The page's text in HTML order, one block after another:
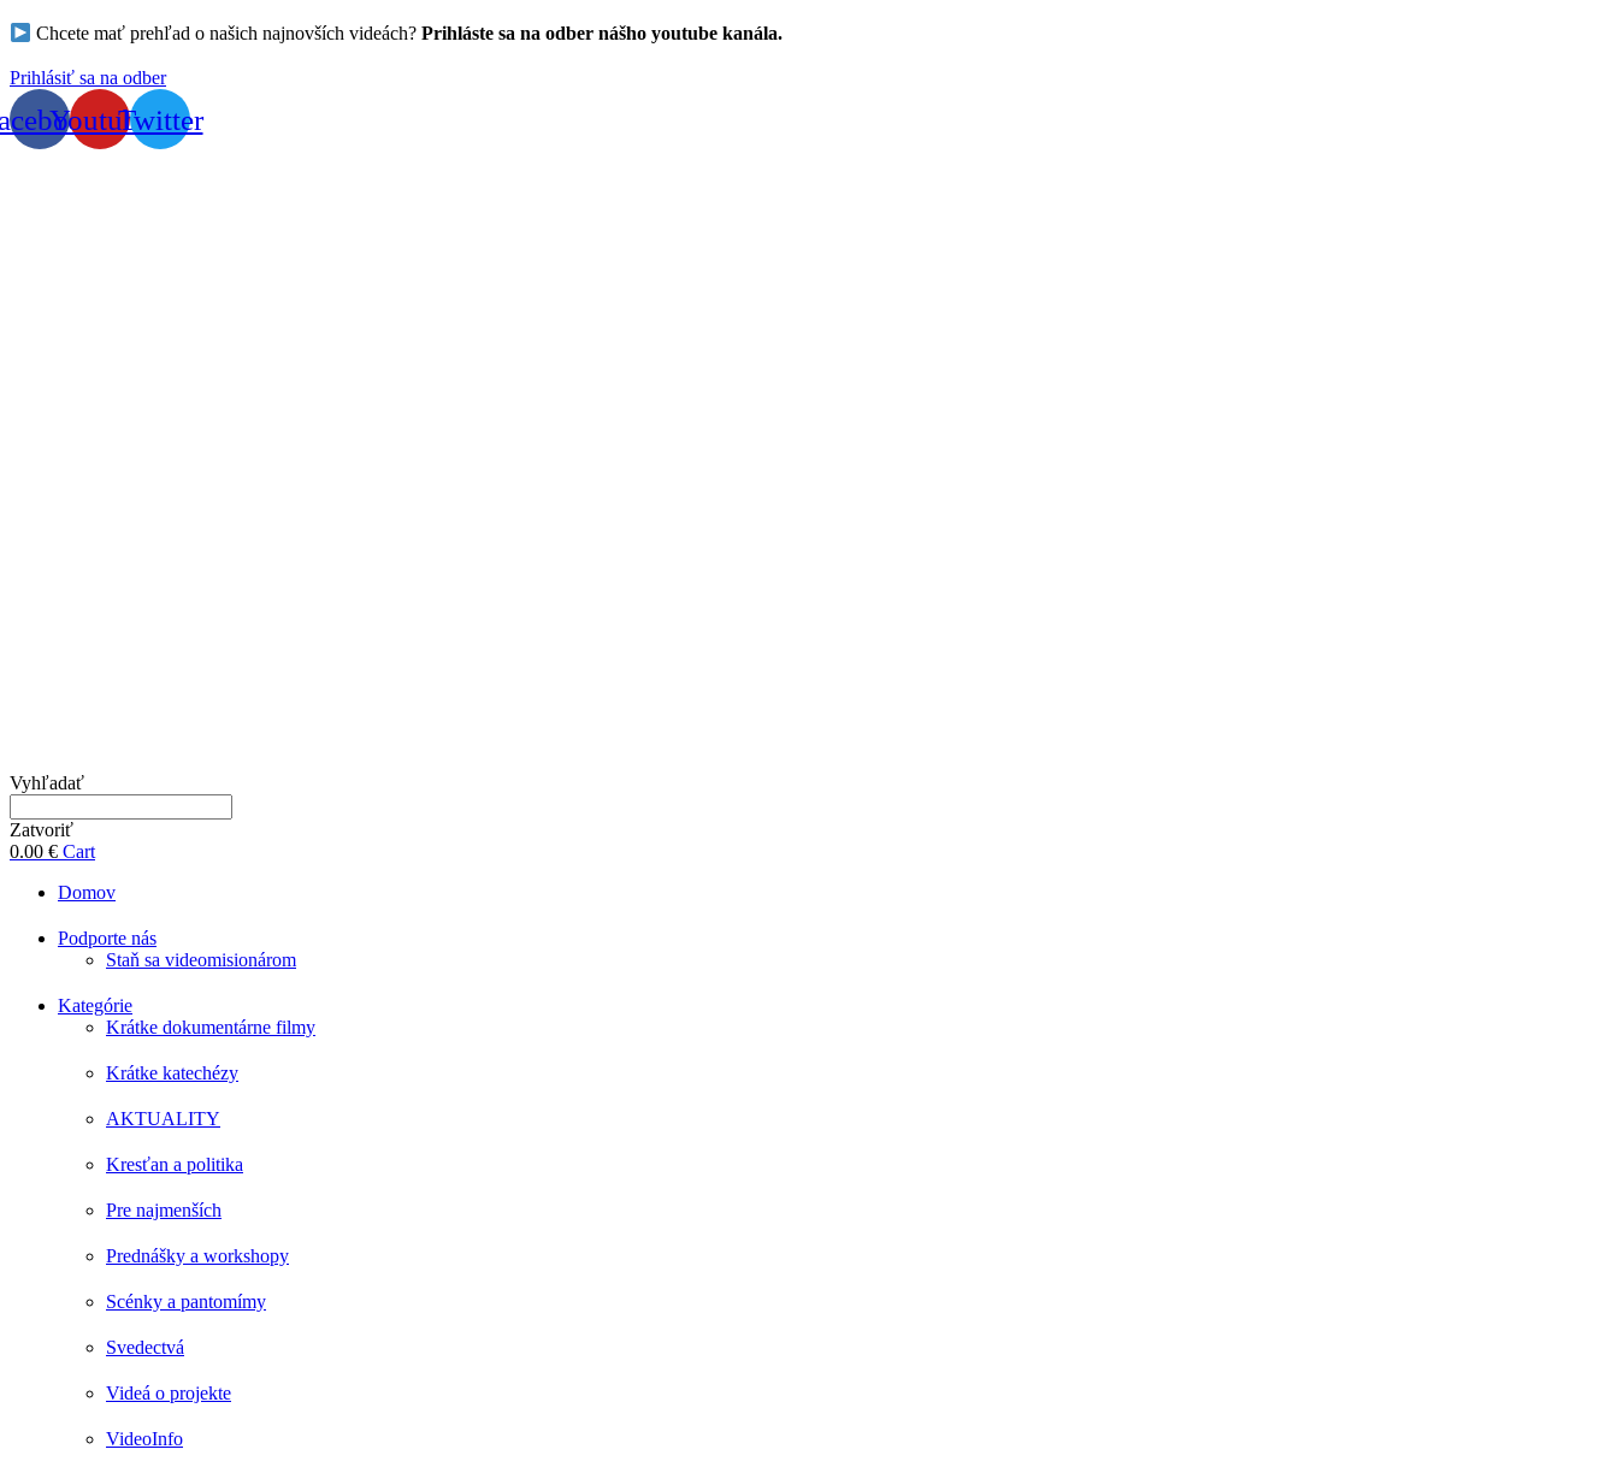
Chcete mať prehľad o našich najnovších videách? Prihláste sa na odber nášho youtube kanála.
Prihlásiť sa na odber
YoutubeTwitter
Vyhľadať
Zatvoriť
0.00 € Cart
Domov
Podporte nás
Staň sa videomisionárom
Kategórie
Krátke dokumentárne filmy
Krátke katechézy
AKTUALITY
Kresťan a politika
Pre najmenších
Prednášky a workshopy
Scénky a pantomímy
Svedectvá
Videá o projekte
VideoInfo